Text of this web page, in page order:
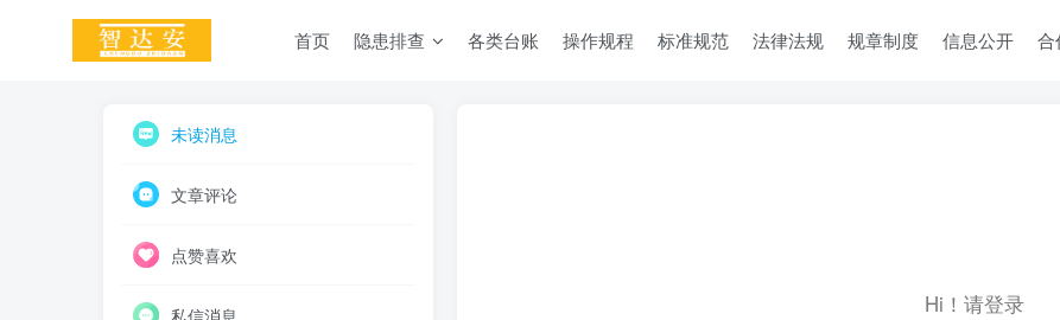
首页 隐患排查 各类台账 操作规程 标准规范 法律法规 规章制度 信息公开 合
未读消息
文章评论
点赞喜欢
私信消息 Hi！请登录